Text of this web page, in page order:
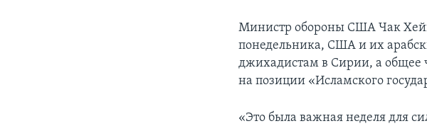
Министр обороны США Чак
понедельника, США и их
джихадистам в Сирии, а общее
на позиции «Исламского
«Это была важная неделя для